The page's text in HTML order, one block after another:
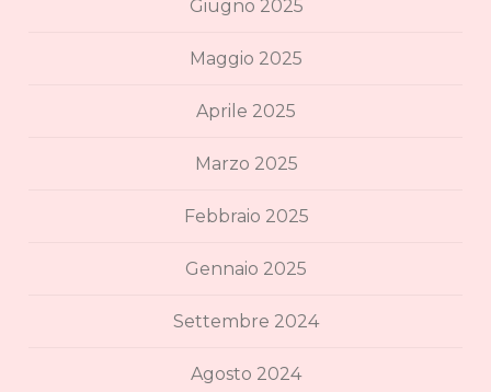
Giugno 2025
Maggio 2025
Aprile 2025
Marzo 2025
Febbraio 2025
Gennaio 2025
Settembre 2024
Agosto 2024